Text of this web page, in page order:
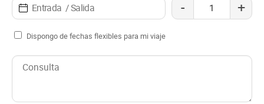
- +
Dispongo de fechas flexibles para mi viaje